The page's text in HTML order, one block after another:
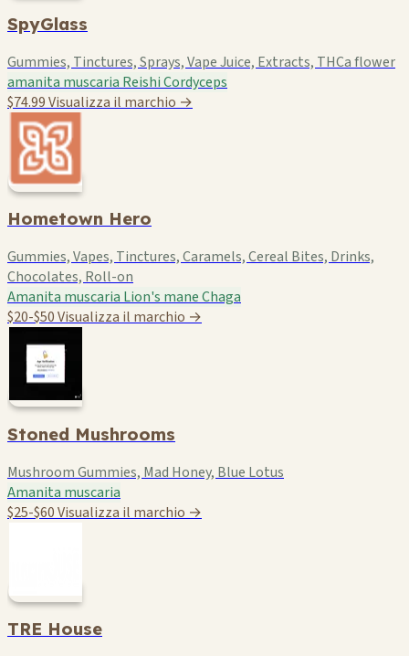
SpyGlass
Gummies, Tinctures, Sprays, Vape Juice, Extracts, THCa flower
amanita muscaria ReishiCordyceps
$74.99Visualizza il marchio →
Hometown Hero
Gummies, Vapes, Tinctures, Caramels, Cereal Bites, Drinks,
Chocolates, Roll-on
Amanita muscaria Lion's maneChaga
$20-$50Visualizza il marchio →
Stoned Mushrooms
Mushroom Gummies, Mad Honey, Blue Lotus
Amanita muscaria
$25-$60Visualizza il marchio →
TRE House